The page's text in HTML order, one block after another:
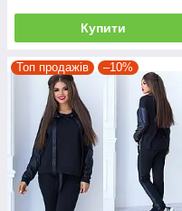
Купити
Топ продажів –10%